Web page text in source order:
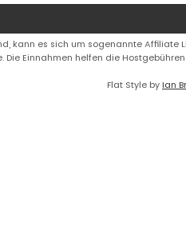
kann es sich um sogenannte Affiliate
Einnahmen helfen die
Flat Style by Ian